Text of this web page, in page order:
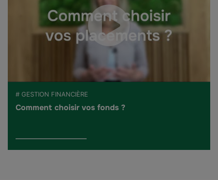
# GESTION FINANCIÈRE
Comment choisir vos fonds ?